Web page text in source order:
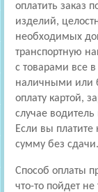
оплатить заказ
изделий,
необходимых
транспортную
с товарами все
наличными или
оплату картой,
случае
Если вы
сумму без сдачи.
Способ оплаты
что-то пойдет